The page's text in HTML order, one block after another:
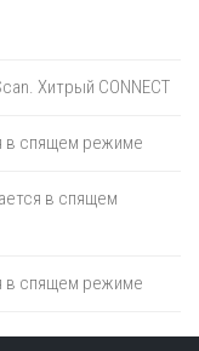
Хитрый CONNECT
в спящем режиме
в спящем
в спящем режиме